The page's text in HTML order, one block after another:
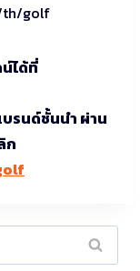
th/golf
ได้ที่
รนด์ชั้นนำ ผ่าน
ก